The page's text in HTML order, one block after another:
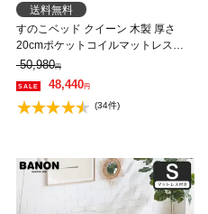
送料無料
すのこベッド クイーン 木製 厚さ
20cmポケットコイルマットレスセ
ット 耐荷重350kg ヘッドレス 高さ4
段階 低ホルムアルデヒド バノン
【AR】 【大型家具配送】
50,980円
48,440円
(34件)